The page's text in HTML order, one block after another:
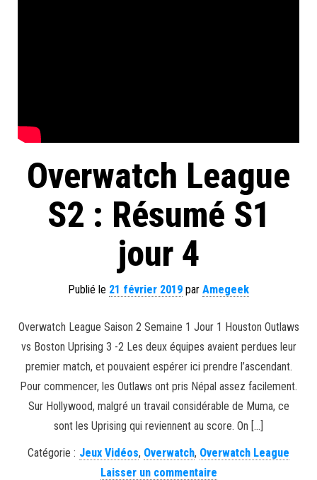
Overwatch League
S2 : Résumé S1
jour 4
Publié le 21 février 2019 par Amegeek
Overwatch League Saison 2 Semaine 1 Jour 1 Houston Outlaws
vs Boston Uprising 3 -2 Les deux équipes avaient perdues leur
premier match, et pouvaient espérer ici prendre l’ascendant.
Pour commencer, les Outlaws ont pris Népal assez facilement.
Sur Hollywood, malgré un travail considérable de Muma, ce
sont les Uprising qui reviennent au score. On […]
Catégorie : Jeux Vidéos, Overwatch, Overwatch League
Laisser un commentaire